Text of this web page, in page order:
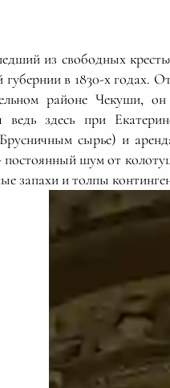
из свободных
губернии в 1830-х годах.
районе Чекуши,
ведь здесь при
сырье) и
постоянный шум от
запахи и толпы